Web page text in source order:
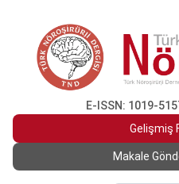
E-ISSN: 1019-
Gelişmiş
Makale